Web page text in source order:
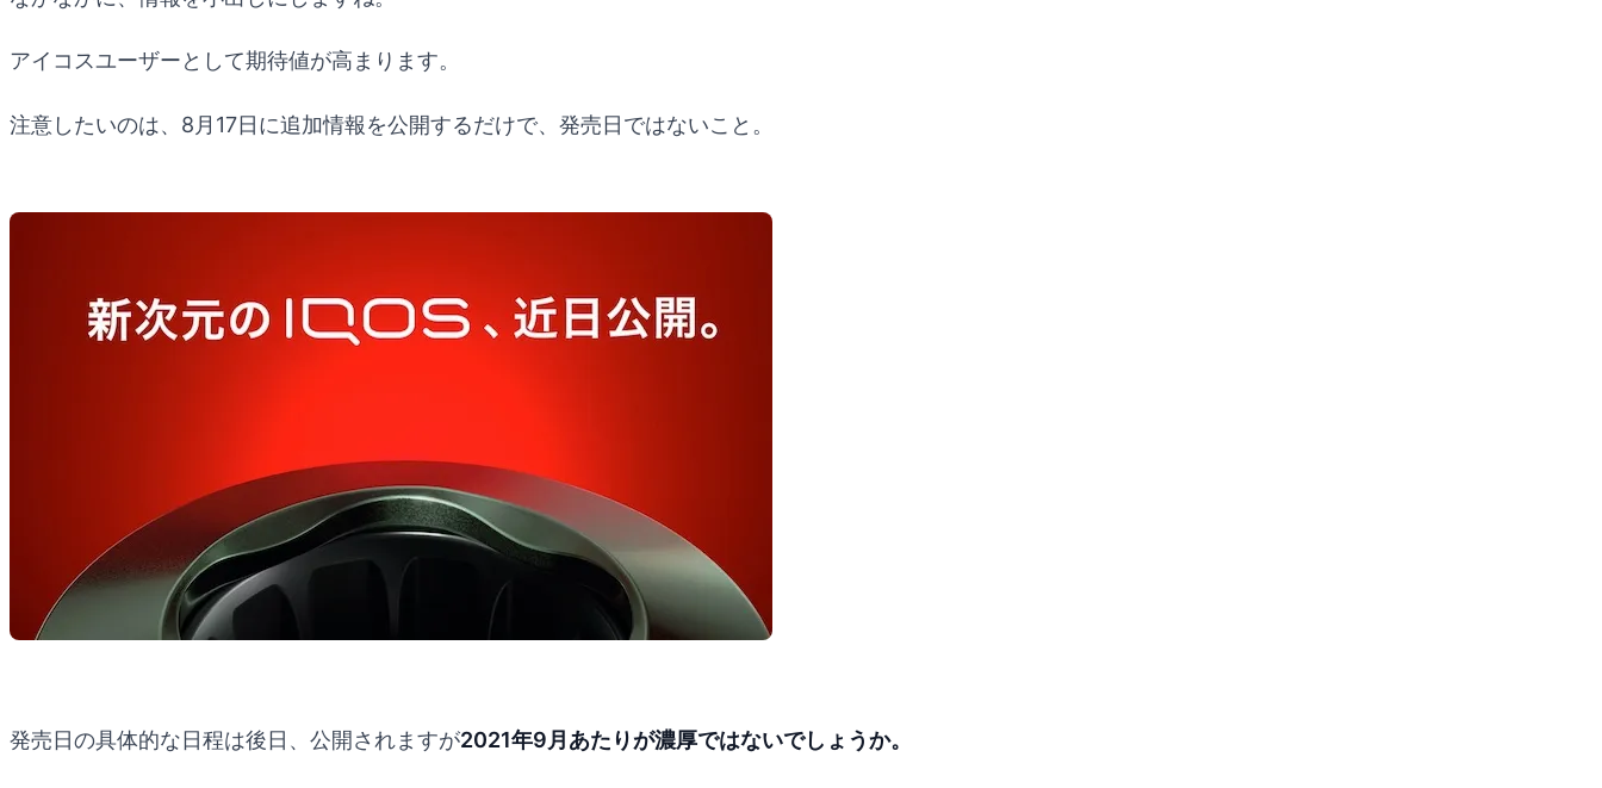
アイコスユーザーとして期待値が高まります。
注意したいのは、8月17日に追加情報を公開するだけで、発売日ではないこと。
発売日の具体的な日程は後日、公開されますが2021年9月あたりが濃厚ではないでしょうか。